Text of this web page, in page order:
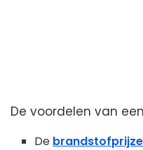
De voordelen van
De